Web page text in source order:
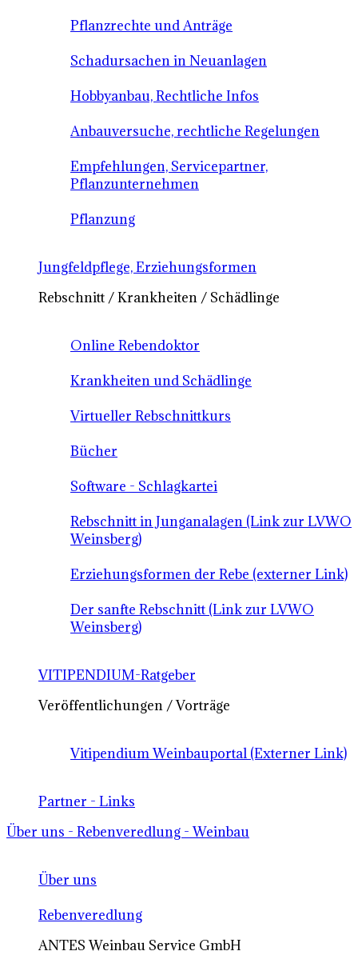
Pflanzrechte und Anträge
Schadursachen in Neuanlagen
Hobbyanbau, Rechtliche Infos
Anbauversuche, rechtliche Regelungen
Empfehlungen, Servicepartner,
Pflanzunternehmen
Pflanzung
Jungfeldpflege, Erziehungsformen
Rebschnitt / Krankheiten / Schädlinge
Online Rebendoktor
Krankheiten und Schädlinge
Virtueller Rebschnittkurs
Bücher
Software - Schlagkartei
Rebschnitt in Junganalagen (Link zur LVWO
Weinsberg)
Erziehungsformen der Rebe (externer Link)
Der sanfte Rebschnitt (Link zur LVWO
Weinsberg)
VITIPENDIUM-Ratgeber
Veröffentlichungen / Vorträge
Vitipendium Weinbauportal (Externer Link)
Partner - Links
Über uns - Rebenveredlung - Weinbau
Über uns
Rebenveredlung
ANTES Weinbau Service GmbH